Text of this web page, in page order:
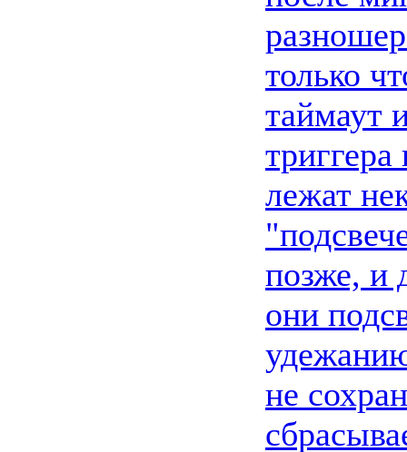
только
таймаут
лежат
позже, и
они
не